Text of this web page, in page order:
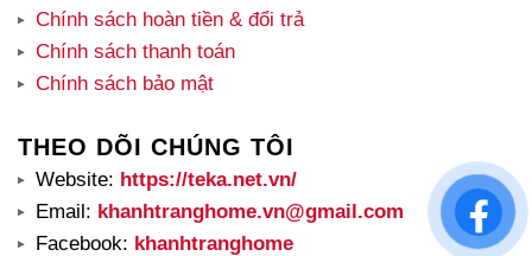
Chính sách hoàn tiền & đổi trả
Chính sách thanh toán
Chính sách bảo mật
THEO DÕI CHÚNG TÔI
Website: https://teka.net.vn/
Email: khanhtranghome.vn@gmail.com
Facebook: khanhtranghome